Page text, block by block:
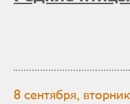
8 сентября,